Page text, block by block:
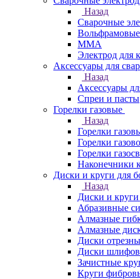
Назад
Сварочные
ММА
Электрод для
Аксессуары для
Назад
Аксессуары
Спреи и пасты
Горелки газовые
Назад
Горелки
Горелки
Горелки
Наконечники
Диски и круги для
Назад
Диски и
Абразивные
Алмазные
Алмазные
Диски
Диски
Зачистные
Круги